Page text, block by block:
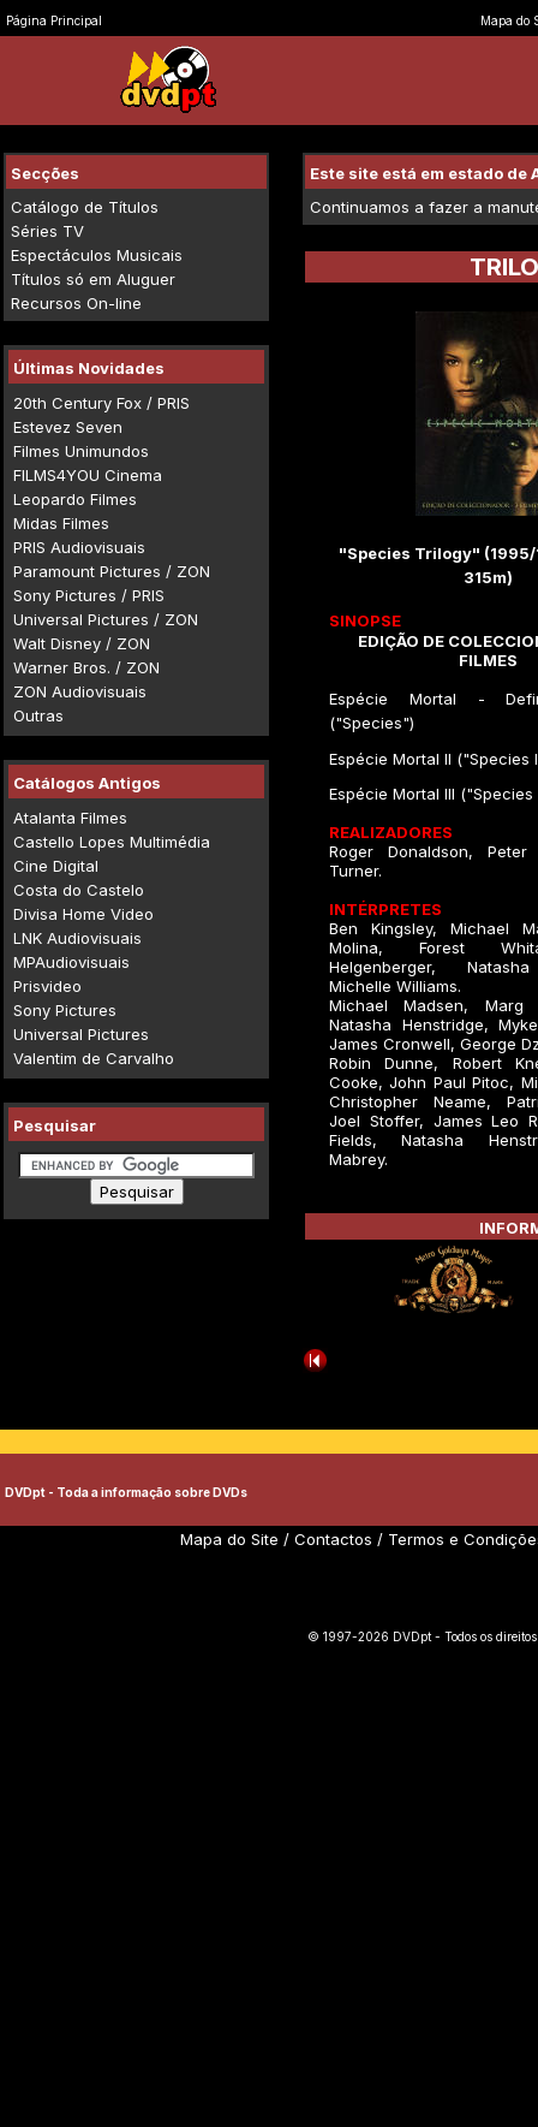
Página Principal Mapa do
Secções
Catálogo de Títulos
Séries TV
Espectáculos Musicais
Títulos só em Aluguer
Recursos On-line
Últimas Novidades
20th Century Fox / PRIS
Estevez Seven
Filmes Unimundos
FILMS4YOU Cinema
Leopardo Filmes
Midas Filmes
PRIS Audiovisuais
Paramount Pictures / ZON
Sony Pictures / PRIS
Universal Pictures / ZON
Walt Disney / ZON
Warner Bros. / ZON
ZON Audiovisuais
Outras
Catálogos Antigos
Atalanta Filmes
Castello Lopes Multimédia
Cine Digital
Costa do Castelo
Divisa Home Video
LNK Audiovisuais
MPAudiovisuais
Prisvideo
Sony Pictures
Universal Pictures
Valentim de Carvalho
Pesquisar
Este site está em estado de
Continuamos a fazer a
"Species Trilogy"
315m)
SINOPSE
EDIÇÃO DE
FILMES
Espécie Mortal -
("Species")
Espécie Mortal II ("Species
Espécie Mortal III ("Species
REALIZADORES
Roger Donaldson,
Turner.
INTÉRPRETES
Ben Kingsley, Michael
Molina, Forest
Helgenberger,
Michelle Williams.
Michael Madsen, Marg
Natasha Henstridge,
James Cronwell, George
Robin Dunne, Robert
Cooke, John Paul Pitoc,
Christopher Neame,
Joel Stoffer, James Leo
Fields, Natasha
Mabrey.
DVDpt - Toda a informação sobre DVDs
Mapa do Site / Contactos / Termos e
© 1997-2026 DVDpt - Todos os direitos